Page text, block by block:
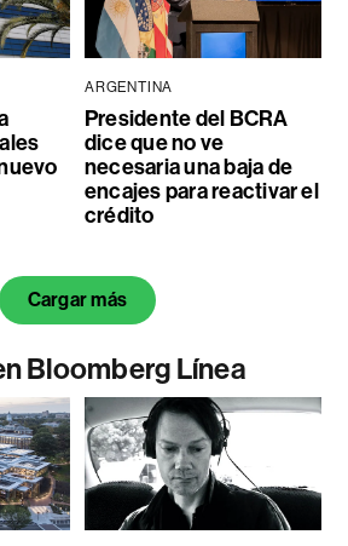
ARGENTINA
Presidente del BCRA
dice que no ve
necesaria una baja de
encajes para reactivar el
crédito
Cargar más
Bloomberg Línea